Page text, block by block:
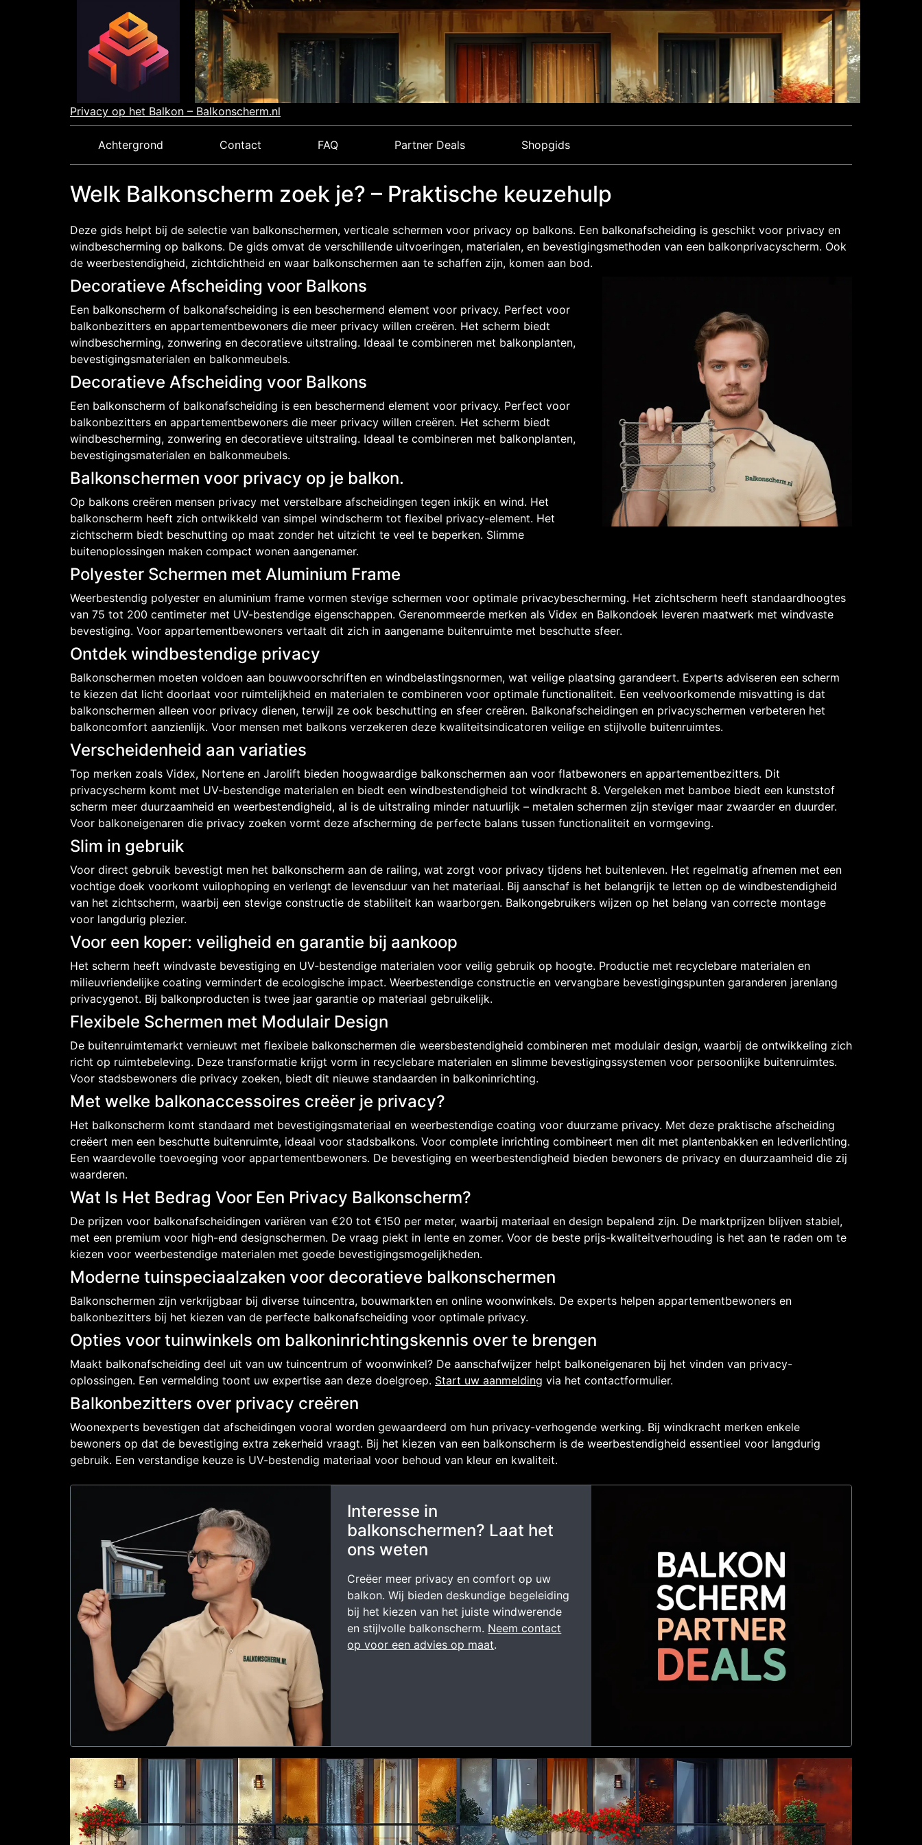
content
Privacy op het Balkon – Balkonscherm.nl
Achtergrond Contact FAQ Partner Deals Shopgids
Welk Balkonscherm zoek je? – Praktische keuzehulp
Deze gids helpt bij de selectie van balkonschermen, verticale schermen voor privacy op balkons. Een balkonafscheiding is geschikt voor privacy en
windbescherming op balkons. De gids omvat de verschillende uitvoeringen, materialen, en bevestigingsmethoden van een balkonprivacyscherm. Ook
de weerbestendigheid, zichtdichtheid en waar balkonschermen aan te schaffen zijn, komen aan bod.
Decoratieve Afscheiding voor Balkons
Een balkonscherm of balkonafscheiding is een beschermend element voor privacy. Perfect voor
balkonbezitters en appartementbewoners die meer privacy willen creëren. Het scherm biedt
windbescherming, zonwering en decoratieve uitstraling. Ideaal te combineren met balkonplanten,
bevestigingsmaterialen en balkonmeubels.
Decoratieve Afscheiding voor Balkons
Een balkonscherm of balkonafscheiding is een beschermend element voor privacy. Perfect voor
balkonbezitters en appartementbewoners die meer privacy willen creëren. Het scherm biedt
windbescherming, zonwering en decoratieve uitstraling. Ideaal te combineren met balkonplanten,
bevestigingsmaterialen en balkonmeubels.
Balkonschermen voor privacy op je balkon.
Op balkons creëren mensen privacy met verstelbare afscheidingen tegen inkijk en wind. Het
balkonscherm heeft zich ontwikkeld van simpel windscherm tot flexibel privacy-element. Het
zichtscherm biedt beschutting op maat zonder het uitzicht te veel te beperken. Slimme
buitenoplossingen maken compact wonen aangenamer.
Polyester Schermen met Aluminium Frame
Weerbestendig polyester en aluminium frame vormen stevige schermen voor optimale privacybescherming. Het zichtscherm heeft standaardhoogtes
van 75 tot 200 centimeter met UV-bestendige eigenschappen. Gerenommeerde merken als Videx en Balkondoek leveren maatwerk met windvaste
bevestiging. Voor appartementbewoners vertaalt dit zich in aangename buitenruimte met beschutte sfeer.
Ontdek windbestendige privacy
Balkonschermen moeten voldoen aan bouwvoorschriften en windbelastingsnormen, wat veilige plaatsing garandeert. Experts adviseren een scherm
te kiezen dat licht doorlaat voor ruimtelijkheid en materialen te combineren voor optimale functionaliteit. Een veelvoorkomende misvatting is dat
balkonschermen alleen voor privacy dienen, terwijl ze ook beschutting en sfeer creëren. Balkonafscheidingen en privacyschermen verbeteren het
balkoncomfort aanzienlijk. Voor mensen met balkons verzekeren deze kwaliteitsindicatoren veilige en stijlvolle buitenruimtes.
Verscheidenheid aan variaties
Top merken zoals Videx, Nortene en Jarolift bieden hoogwaardige balkonschermen aan voor flatbewoners en appartementbezitters. Dit
privacyscherm komt met UV-bestendige materialen en biedt een windbestendigheid tot windkracht 8. Vergeleken met bamboe biedt een kunststof
scherm meer duurzaamheid en weerbestendigheid, al is de uitstraling minder natuurlijk – metalen schermen zijn steviger maar zwaarder en duurder.
Voor balkoneigenaren die privacy zoeken vormt deze afscherming de perfecte balans tussen functionaliteit en vormgeving.
Slim in gebruik
Voor direct gebruik bevestigt men het balkonscherm aan de railing, wat zorgt voor privacy tijdens het buitenleven. Het regelmatig afnemen met een
vochtige doek voorkomt vuilophoping en verlengt de levensduur van het materiaal. Bij aanschaf is het belangrijk te letten op de windbestendigheid
van het zichtscherm, waarbij een stevige constructie de stabiliteit kan waarborgen. Balkongebruikers wijzen op het belang van correcte montage
voor langdurig plezier.
Voor een koper: veiligheid en garantie bij aankoop
Het scherm heeft windvaste bevestiging en UV-bestendige materialen voor veilig gebruik op hoogte. Productie met recyclebare materialen en
milieuvriendelijke coating vermindert de ecologische impact. Weerbestendige constructie en vervangbare bevestigingspunten garanderen jarenlang
privacygenot. Bij balkonproducten is twee jaar garantie op materiaal gebruikelijk.
Flexibele Schermen met Modulair Design
De buitenruimtemarkt vernieuwt met flexibele balkonschermen die weersbestendigheid combineren met modulair design, waarbij de ontwikkeling zich
richt op ruimtebeleving. Deze transformatie krijgt vorm in recyclebare materialen en slimme bevestigingssystemen voor persoonlijke buitenruimtes.
Voor stadsbewoners die privacy zoeken, biedt dit nieuwe standaarden in balkoninrichting.
Met welke balkonaccessoires creëer je privacy?
Het balkonscherm komt standaard met bevestigingsmateriaal en weerbestendige coating voor duurzame privacy. Met deze praktische afscheiding
creëert men een beschutte buitenruimte, ideaal voor stadsbalkons. Voor complete inrichting combineert men dit met plantenbakken en ledverlichting.
Een waardevolle toevoeging voor appartementbewoners. De bevestiging en weerbestendigheid bieden bewoners de privacy en duurzaamheid die zij
waarderen.
Wat Is Het Bedrag Voor Een Privacy Balkonscherm?
De prijzen voor balkonafscheidingen variëren van €20 tot €150 per meter, waarbij materiaal en design bepalend zijn. De marktprijzen blijven stabiel,
met een premium voor high-end designschermen. De vraag piekt in lente en zomer. Voor de beste prijs-kwaliteitverhouding is het aan te raden om te
kiezen voor weerbestendige materialen met goede bevestigingsmogelijkheden.
Moderne tuinspeciaalzaken voor decoratieve balkonschermen
Balkonschermen zijn verkrijgbaar bij diverse tuincentra, bouwmarkten en online woonwinkels. De experts helpen appartementbewoners en
balkonbezitters bij het kiezen van de perfecte balkonafscheiding voor optimale privacy.
Opties voor tuinwinkels om balkoninrichtingskennis over te brengen
Maakt balkonafscheiding deel uit van uw tuincentrum of woonwinkel? De aanschafwijzer helpt balkoneigenaren bij het vinden van privacy-
oplossingen. Een vermelding toont uw expertise aan deze doelgroep. Start uw aanmelding via het contactformulier.
Balkonbezitters over privacy creëren
Woonexperts bevestigen dat afscheidingen vooral worden gewaardeerd om hun privacy-verhogende werking. Bij windkracht merken enkele
bewoners op dat de bevestiging extra zekerheid vraagt. Bij het kiezen van een balkonscherm is de weerbestendigheid essentieel voor langdurig
gebruik. Een verstandige keuze is UV-bestendig materiaal voor behoud van kleur en kwaliteit.
Interesse in
balkonschermen? Laat het
ons weten
Creëer meer privacy en comfort op uw
balkon. Wij bieden deskundige begeleiding
bij het kiezen van het juiste windwerende
en stijlvolle balkonscherm. Neem contact
op voor een advies op maat.